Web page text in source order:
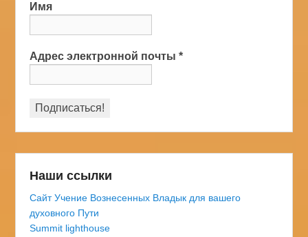
Имя
Адрес электронной почты*
Наши ссылки
Сайт Учение Вознесенных Владык для вашего
духовного Пути
Summit lighthouse